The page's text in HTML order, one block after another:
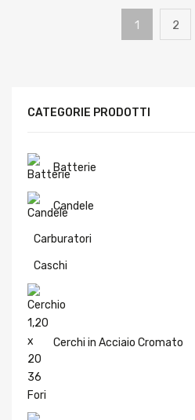
1 2
CATEGORIE PRODOTTI
Batterie
Candele
Carburatori
Caschi
Cerchi in Acciaio Cromato